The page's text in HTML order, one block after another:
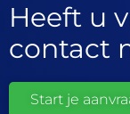
Heeft u
contact
Start je